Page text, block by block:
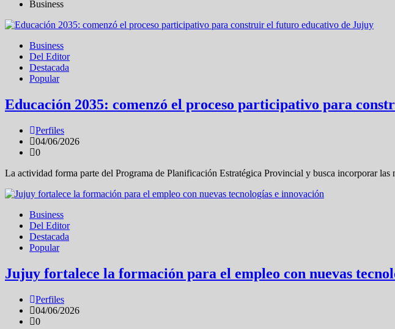
Business
Business
Del Editor
Destacada
Popular
Educación 2035: comenzó el proceso participativo para
Perfiles
04/06/2026
0
La actividad forma parte del Programa de Planificación Estratégica Provincial y busca incorporar
Business
Del Editor
Destacada
Popular
Jujuy fortalece la formación para el empleo con nuevas
Perfiles
04/06/2026
0